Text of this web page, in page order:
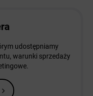
udostępniamy
warunki sprzedaży